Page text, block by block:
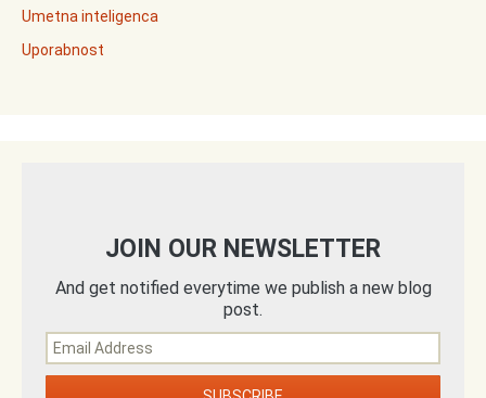
Umetna inteligenca
Uporabnost
JOIN OUR NEWSLETTER
And get notified everytime we publish a new blog
post.